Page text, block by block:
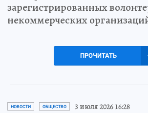
зарегистрированных
некоммерческих
ПРОЧИТАТЬ
НОВОСТИ ОБЩЕСТВО 3 июля 2026 16:28